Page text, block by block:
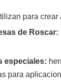
para crear
de Roscar:
especiales:
para